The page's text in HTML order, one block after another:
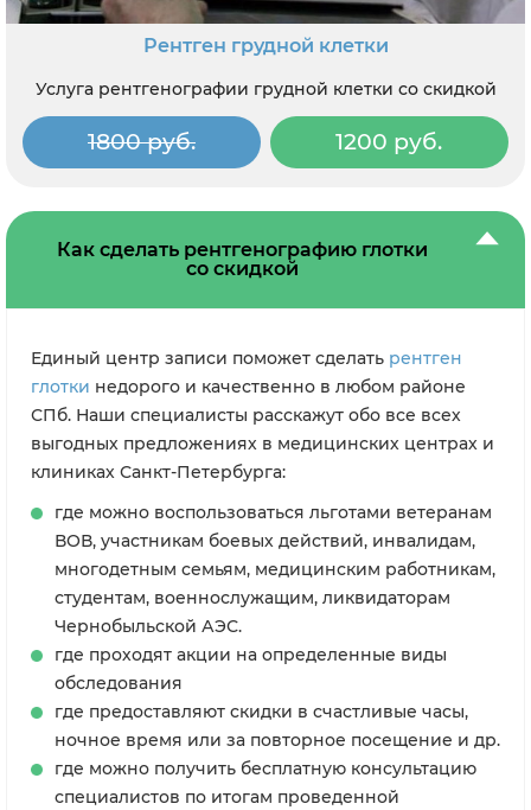
Рентген грудной клетки
Услуга рентгенографии грудной клетки со скидкой
1800 руб. 1200 руб.
Как сделать рентгенографию глотки
со скидкой
Единый центр записи поможет сделать рентген
глотки недорого и качественно в любом районе
СПб. Наши специалисты расскажут обо все всех
выгодных предложениях в медицинских центрах и
клиниках Санкт-Петербурга:
где можно воспользоваться льготами ветеранам
ВОВ, участникам боевых действий, инвалидам,
многодетным семьям, медицинским работникам,
студентам, военнослужащим, ликвидаторам
Чернобыльской АЭС.
где проходят акции на определенные виды
обследования
где предоставляют скидки в счастливые часы,
ночное время или за повторное посещение и др.
где можно получить бесплатную консультацию
специалистов по итогам проведенной